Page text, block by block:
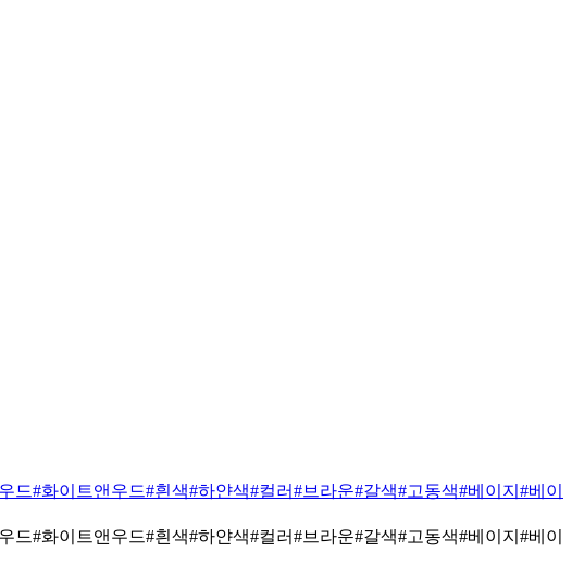
드#화이트앤우드#흰색#하얀색#컬러#브라운#갈색#고동색#베이지 #베이
드#화이트앤우드#흰색#하얀색#컬러#브라운#갈색#고동색#베이지 #베이